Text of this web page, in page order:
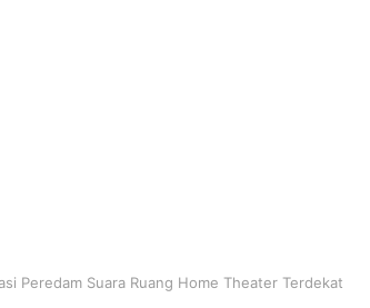
Peredam Suara Ruang Home Theater Terdekat